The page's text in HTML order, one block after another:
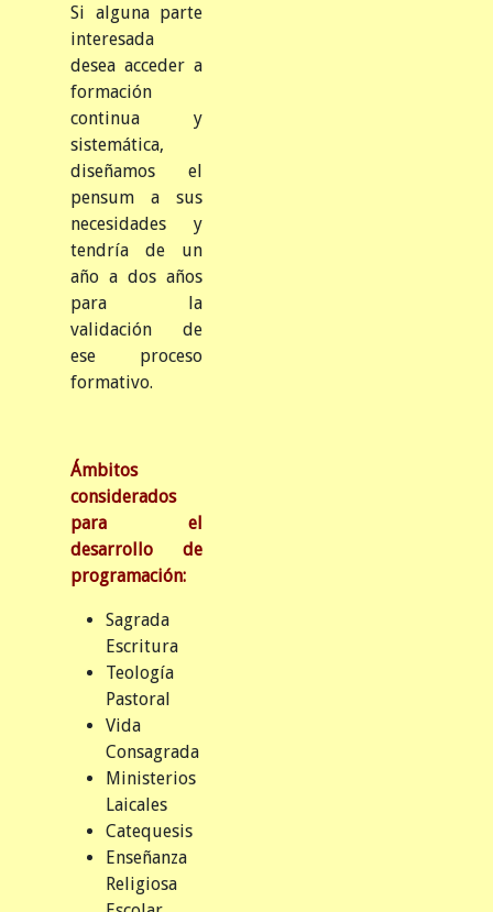
Si alguna parte
interesada
desea acceder a
formación
continua y
sistemática,
diseñamos el
pensum a sus
necesidades y
tendría de un
año a dos años
para la
validación de
ese proceso
formativo.
Ámbitos
considerados
para el
desarrollo de
programación:
Sagrada
Escritura
Teología
Pastoral
Vida
Consagrada
Ministerios
Laicales
Catequesis
Enseñanza
Religiosa